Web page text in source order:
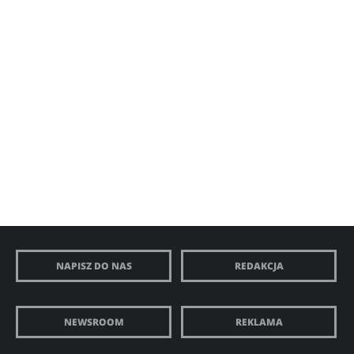
NAPISZ DO NAS REDAKCJA
NEWSROOM REKLAMA